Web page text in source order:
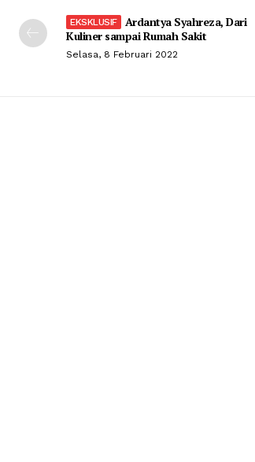
Ardantya Syahreza, Dari
Kuliner sampai Rumah Sakit
Selasa, 8 Februari 2022